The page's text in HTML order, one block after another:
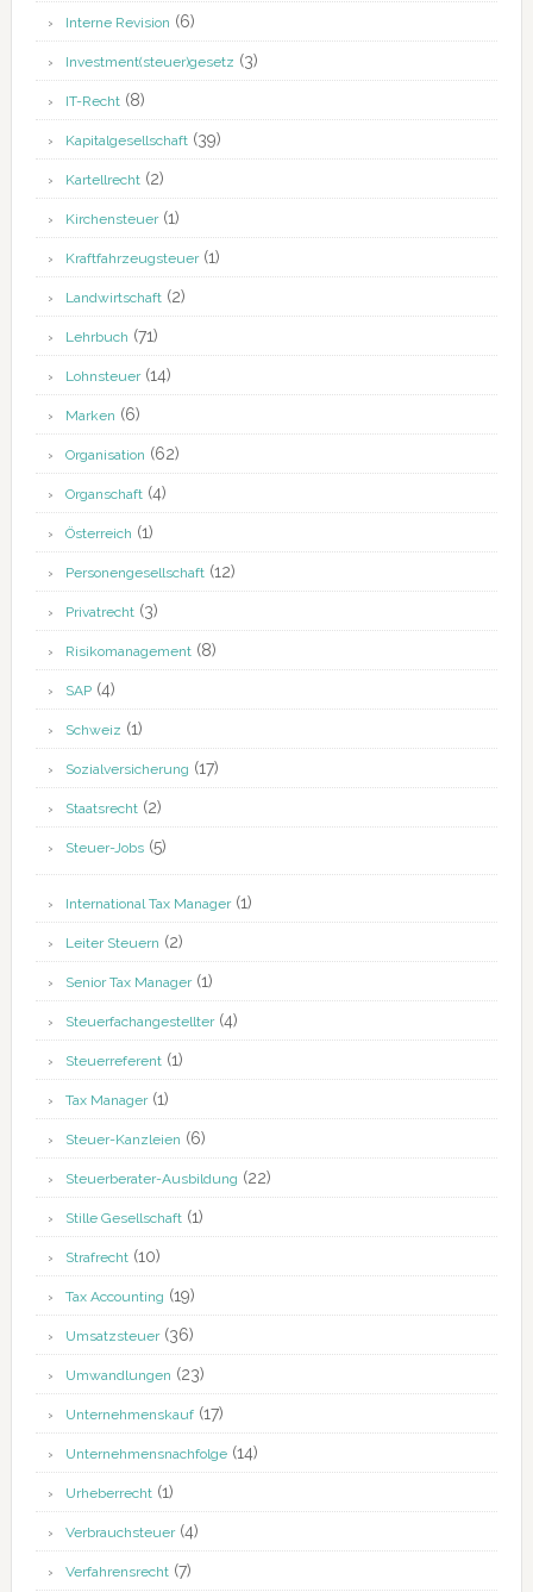
Interne Revision (6)
Investment(steuer)gesetz (3)
IT-Recht(8)
Kapitalgesellschaft(39)
Kartellrecht(2)
Kirchensteuer(1)
Kraftfahrzeugsteuer(1)
Landwirtschaft(2)
Lehrbuch (71)
Lohnsteuer(14)
Marken (6)
Organisation (62)
Organschaft(4)
Österreich (1)
Personengesellschaft(12)
Privatrecht(3)
Risikomanagement(8)
SAP(4)
Schweiz (1)
Sozialversicherung (17)
Staatsrecht(2)
Steuer-Jobs(5)
International Tax Manager(1)
Leiter Steuern (2)
Senior Tax Manager(1)
Steuerfachangestellter(4)
Steuerreferent(1)
Tax Manager(1)
Steuer-Kanzleien (6)
Steuerberater-Ausbildung (22)
Stille Gesellschaft(1)
Strafrecht(10)
Tax Accounting (19)
Umsatzsteuer(36)
Umwandlungen (23)
Unternehmenskauf(17)
Unternehmensnachfolge(14)
Urheberrecht(1)
Verbrauchsteuer(4)
Verfahrensrecht(7)